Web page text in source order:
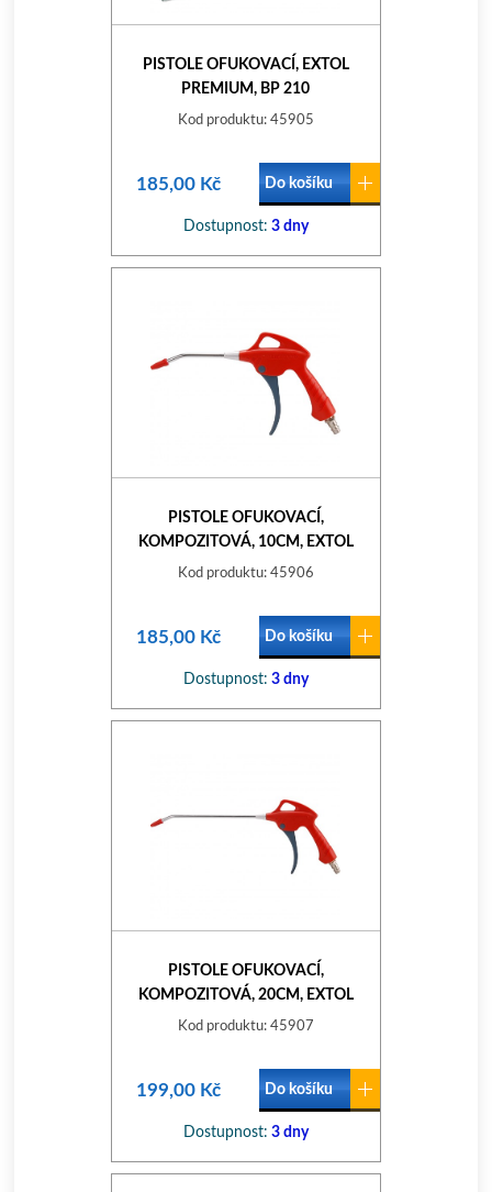
PISTOLE OFUKOVACÍ, EXTOL
PREMIUM, BP 210
Kod produktu: 45905
185,00 Kč Do košíku
Dostupnost: 3 dny
PISTOLE OFUKOVACÍ,
KOMPOZITOVÁ, 10CM, EXTOL
PREMIUM
Kod produktu: 45906
185,00 Kč Do košíku
Dostupnost: 3 dny
PISTOLE OFUKOVACÍ,
KOMPOZITOVÁ, 20CM, EXTOL
PREMIUM
Kod produktu: 45907
199,00 Kč Do košíku
Dostupnost: 3 dny